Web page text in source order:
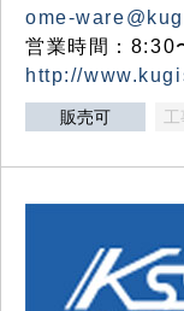
ome-
営業時間：8:30
http://
販売可